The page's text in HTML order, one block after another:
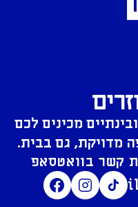
מכינים לכם
מדויקת, גם בבית.